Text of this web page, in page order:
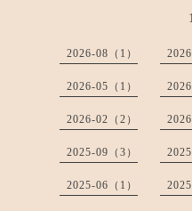
1
2026-08（1）
2026-05（1）
2026-02（2）
2025-09（3）
2025-06（1）